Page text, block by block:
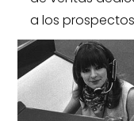
a los